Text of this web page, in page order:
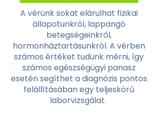
A vérünk sokat elárulhat fizikai
állapotunkról, lappangó
betegségeinkről,
hormonháztartásunkról. A vérben
számos értéket tudunk mérni, így
számos egészségügyi panasz
esetén segíthet a diagnózis pontos
felállításában egy teljeskörű
laborvizsgálat.